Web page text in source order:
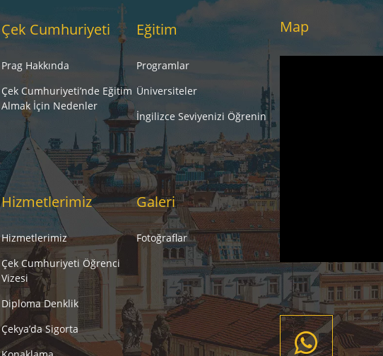
Çek Cumhuriyeti
Prag Hakkında
Çek Cumhuriyeti’nde Eğitim
Almak İçin Nedenler
Eğitim
Programlar
Üniversiteler
İngilizce Seviyenizi Öğrenin
Hizmetlerimiz
Hizmetlerimiz
Çek Cumhuriyeti Öğrenci
Vizesi
Diploma Denklik
Çekya’da Sigorta
Galeri
Fotoğraflar
Map